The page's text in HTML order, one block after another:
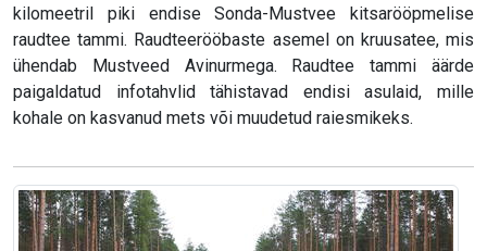
kilomeetril piki endise Sonda-Mustvee kitsarööpmelise
raudtee tammi. Raudteerööbaste asemel on kruusatee, mis
ühendab Mustveed Avinurmega. Raudtee tammi äärde
paigaldatud infotahvlid tähistavad endisi asulaid, mille
kohale on kasvanud mets või muudetud raiesmikeks.